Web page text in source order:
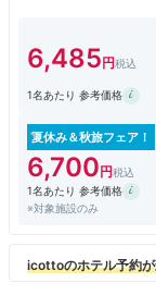
6,485
1名あたり 参考価格
夏休み＆秋旅フェア！
6,700
1名あたり 参考価格
※対象施設のみ